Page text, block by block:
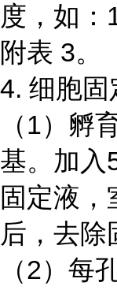
度，如：
附表 3。
4. 细胞固
（1）孵
基。加入
固定液，
后，去除
（2）每